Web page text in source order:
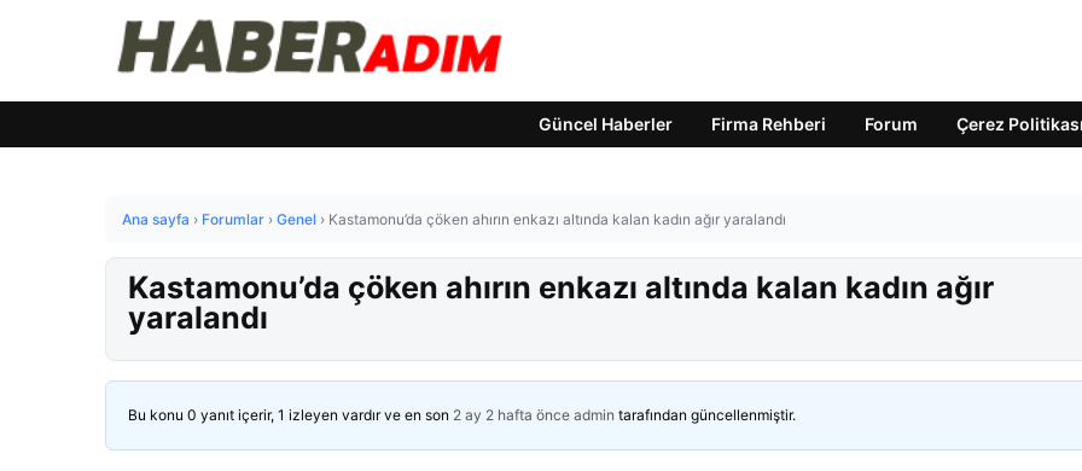
Güncel Haberler Firma Rehberi Forum Çerez Politikası
Ana sayfa › Forumlar › Genel › Kastamonu’da çöken ahırın enkazı altında kalan kadın ağır yaralandı
Kastamonu’da çöken ahırın enkazı altında kalan kadın ağır
yaralandı
Bu konu 0 yanıt içerir, 1 izleyen vardır ve en son 2 ay 2 hafta önce admin tarafından güncellenmiştir.